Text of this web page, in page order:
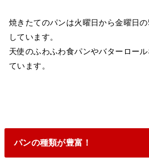
焼きたてのパンは火曜日から金曜日
しています。
天使のふわふわ食パンやバターロー
ています。
パンの種類が豊富！